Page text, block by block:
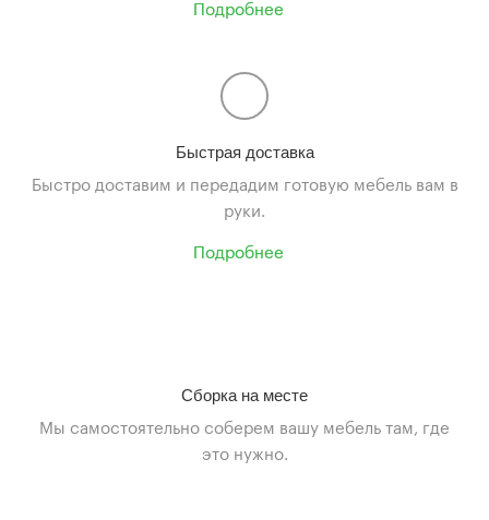
Подробнее
Быстрая доставка
Быстро доставим и передадим готовую мебель вам в
руки.
Подробнее
Сборка на месте
Мы самостоятельно соберем вашу мебель там, где
это нужно.